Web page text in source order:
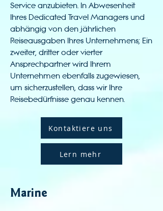
Service anzubieten. In Abwesenheit
Ihres Dedicated Travel Managers und
abhängig von den jährlichen
Reiseausgaben Ihres Unternehmens; Ein
zweiter, dritter oder vierter
Ansprechpartner wird Ihrem
Unternehmen ebenfalls zugewiesen,
um sicherzustellen, dass wir Ihre
Reisebedürfnisse genau kennen.
Kontaktiere uns
Lern mehr
Marine